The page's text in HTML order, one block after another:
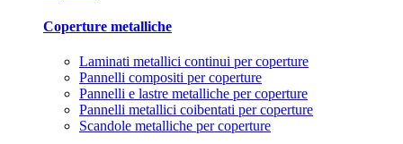
Coperture metalliche
Laminati metallici continui per coperture
Pannelli compositi per coperture
Pannelli e lastre metalliche per coperture
Pannelli metallici coibentati per coperture
Scandole metalliche per coperture